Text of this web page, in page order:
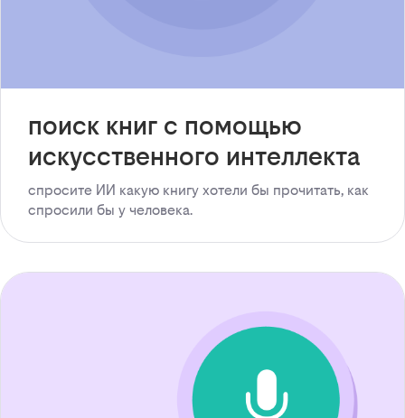
поиск книг с помощью
искусственного интеллекта
спросите ИИ какую книгу хотели бы прочитать, как
спросили бы у человека.